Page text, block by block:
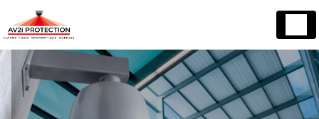
Panneau de gestion des cookies